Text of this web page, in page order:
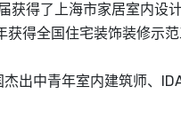
得了上海市家居室内设
得全国住宅装饰装修示范
出中青年室内建筑师、